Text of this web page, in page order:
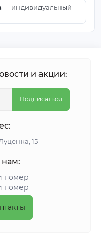
— индивидуальный
и акции:
Подписаться
15
нам:
номер
номер